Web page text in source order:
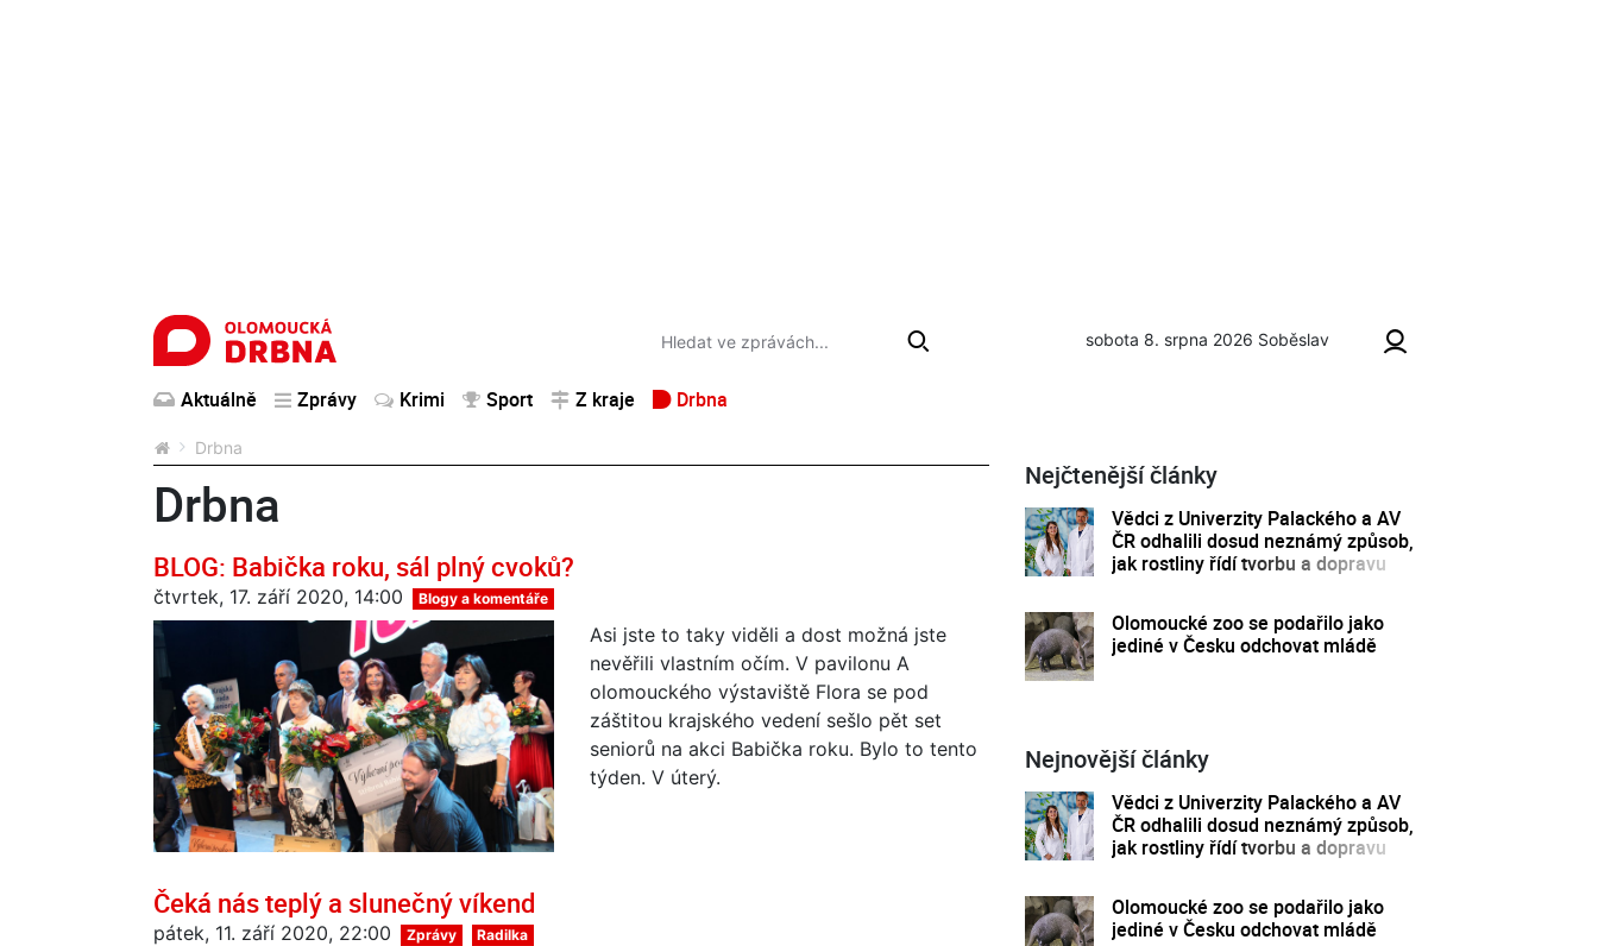
sobota 8. srpna 2026 Soběslav
Aktuálně Zprávy Krimi Sport Z kraje Drbna
Drbna
Drbna
BLOG: Babička roku, sál plný cvoků?
čtvrtek, 17. září 2020, 14:00 Blogy a komentáře
Asi jste to taky viděli a dost možná jste
nevěřili vlastním očím. V pavilonu A
olomouckého výstaviště Flora se pod
záštitou krajského vedení sešlo pět set
seniorů na akci Babička roku. Bylo to tento
týden. V úterý.
Čeká nás teplý a slunečný víkend
pátek, 11. září 2020, 22:00 Zprávy Radilka
Nejčtenější články
Vědci z Univerzity Palackého a AV
ČR odhalili dosud neznámý způsob,
jak rostliny řídí tvorbu a dopravu
Olomoucké zoo se podařilo jako
jediné v Česku odchovat mládě
Nejnovější články
Vědci z Univerzity Palackého a AV
ČR odhalili dosud neznámý způsob,
jak rostliny řídí tvorbu a dopravu
Olomoucké zoo se podařilo jako
jediné v Česku odchovat mládě